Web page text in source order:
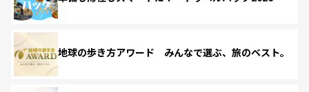
地球の歩き方アワード みんなで選ぶ、旅のベスト。